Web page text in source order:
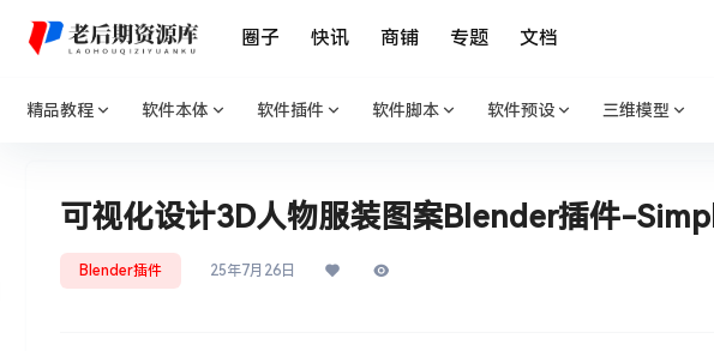
圈子 快讯 商铺 专题 文档
精品教程 软件本体 软件插件 软件脚本 软件预设 三维模型
可视化设计3D人物服装图案Blender插件-
Blender插件 25年7月26日